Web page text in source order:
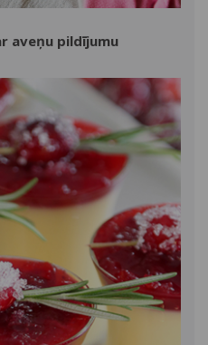
aveņu pildījumu